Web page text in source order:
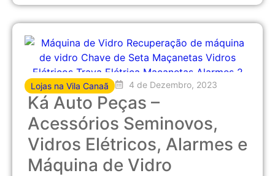
Lojas na Vila Canaã 4 de Dezembro, 2023
Ká Auto Peças –
Acessórios Seminovos,
Vidros Elétricos, Alarmes e
Máquina de Vidro